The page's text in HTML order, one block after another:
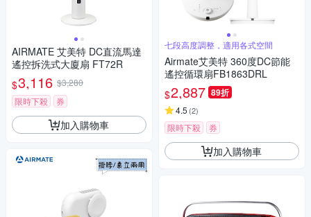
AIRMATE 艾美特 DC直流馬達
遙控拆洗式大廈扇 FT72R
$3,116 $3,280
限時下殺
券
加入購物車
七段高度調整，適用各式空間
Airmate艾美特 360度DC節能
遙控循環扇FB1863DRL
$2,887 89折
4.5 (2)
限時下殺 券
加入購物車